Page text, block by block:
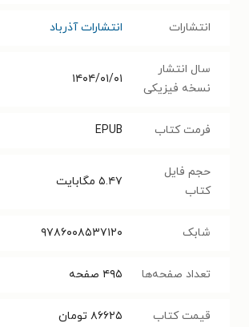
انتشارات انتشارات آذرباد
سال انتشار
نسخه فیزیکی
۱۴۰۴/۰۱/۰۱
فرمت کتاب EPUB
حجم فایل
کتاب
۵.۴۷ مگابایت
شابک ۹۷۸۶۰۰۸۵۳۷۱۲۰
تعداد صفحه‌ها ۴۹۵ صفحه
قیمت کتاب ۸۶۶۲۵ تومان